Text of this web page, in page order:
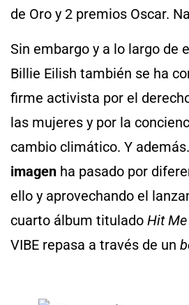
de Oro y 2 premios Oscar.
Sin embargo y a lo largo de
Billie Eilish también se ha
firme activista por el
las mujeres y por la
cambio climático. Y
imagen ha pasado por
ello y aprovechando el
cuarto álbum titulado Hit
VIBE repasa a través de un